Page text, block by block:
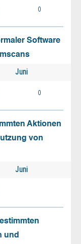
0
Software
Juni
0
Aktionen
von
Juni
und